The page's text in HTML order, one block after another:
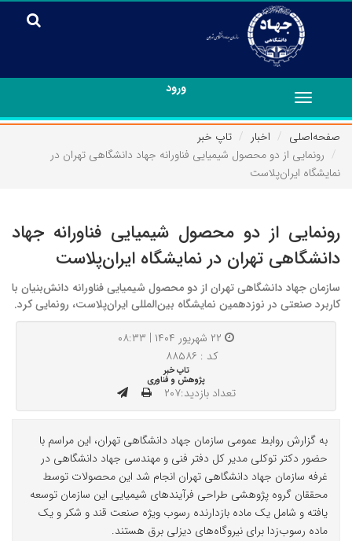
ورود
Toggle
navigation
صفحه‌اصلی
اخبار
تاپ خبر
رونمایی از دو محصول شیمیایی فناورانه جهاد دانشگاهی تهران در
نمایشگاه ایران‌پلاست
رونمایی از دو محصول شیمیایی فناورانه جهاد
دانشگاهی تهران در نمایشگاه ایران‌پلاست
سازمان جهاد دانشگاهی تهران از دو محصول شیمیایی فناورانه دانش‌بنیان با
کاربرد صنعتی در نوزدهمین نمایشگاه بین‌المللی ایران‌پلاست، رونمایی کرد.
کد : ۸۸۵۸۶
تاپ خبر
پژوهش و فناوری
تعداد بازدید:۲۰۷
به گزارش روابط عمومی سازمان جهاد دانشگاهی تهران، این مراسم با
حضور دکتر توکلی مدیر کل دفتر فنی و مهندسی جهاد دانشگاهی در
غرفه سازمان جهاد دانشگاهی تهران انجام شد این محصولات توسط
محققان گروه پژوهشی طراحی فرآیندهای شیمیایی این سازمان توسعه
یافته و شامل یک ماده بازدارنده رسوب ویژه صنعت قند و شکر و یک
ماده رسوب‌زدا برای نیروگاه‌های دیزلی برق هستند.